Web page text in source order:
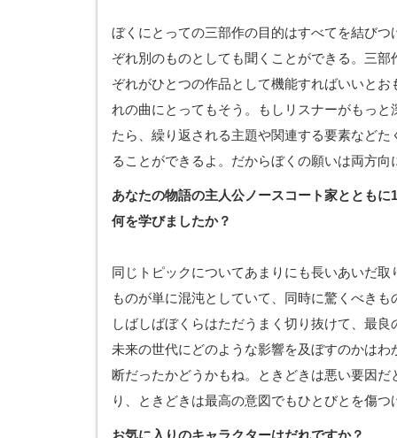
ぼくにとっての三部作の目的はすべてを結びつ
ぞれ別のものとしても聞くことができる。三
ぞれがひとつの作品として機能すればいいと
れの曲にとってもそう。もしリスナーがもっ
たら、繰り返される主題や関連する要素など
ることができるよ。だからぼくの願いは両方向
あなたの物語の主人公ノースコート家とともに
何を学びましたか？
同じトピックについてあまりにも長いあいだ
ものが単に混沌としていて、同時に驚くべき
しばしばぼくらはただうまく切り抜けて、最
未来の世代にどのような影響を及ぼすのかはわ
断だったかどうかもね。ときどきは悪い要因
り、ときどきは最高の意図でもひとびとを傷つ
お気に入りのキャラクターはだれですか？